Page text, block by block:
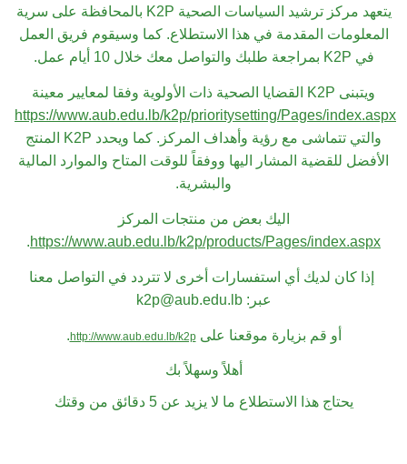
يتعهد مركز ترشيد السياسات الصحية K2P بالمحافظة على سرية
المعلومات المقدمة في هذا الاستطلاع. كما وسيقوم فريق العمل
في K2P بمراجعة طلبك والتواصل معك خلال 10 أيام عمل.
ويتبنى K2P
القضايا الصحية ذات الأولوية وفقا لمعايير معينة
https://www.aub.edu.lb/k2p/prioritysetting/Pages/index.aspx
والتي تتماشى مع رؤية وأهداف المركز. كما ويحدد K2P
المنتج
الأفضل للقضية المشار اليها ووفقاً للوقت المتاح والموارد المالية
والبشرية.
اليك بعض من منتجات المركز
https://www.aub.edu.lb/k2p/products/Pages/index.aspx
.
إذا كان لديك أي استفسارات أخرى لا تتردد في التواصل معنا
عبر: k2p@aub.edu.lb
أو قم بزيارة موقعنا علىhttp://www.aub.edu.lb/k2p
.
أهلاً وسهلاً بك
يحتاج هذا الاستطلاع ما لا يزيد عن 5 دقائق من وقتك